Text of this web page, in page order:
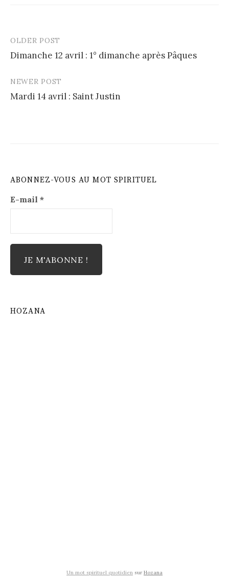
Post
navigation
OLDER POST
Dimanche 12 avril : 1° dimanche après Pâques
NEWER POST
Mardi 14 avril : Saint Justin
ABONNEZ-VOUS AU MOT SPIRITUEL
E-mail *
HOZANA
Un mot spirituel quotidien surHozana